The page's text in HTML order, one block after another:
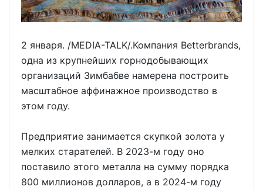
2 января. /MEDIA-TALK/.Компания Betterbrands,
одна из крупнейших горнодобывающих
организаций Зимбабве намерена построить
масштабное аффинажное производство в
этом году.
Предприятие занимается скупкой золота у
мелких старателей. В 2023-м году оно
поставило этого металла на сумму порядка
800 миллионов долларов, а в 2024-м году